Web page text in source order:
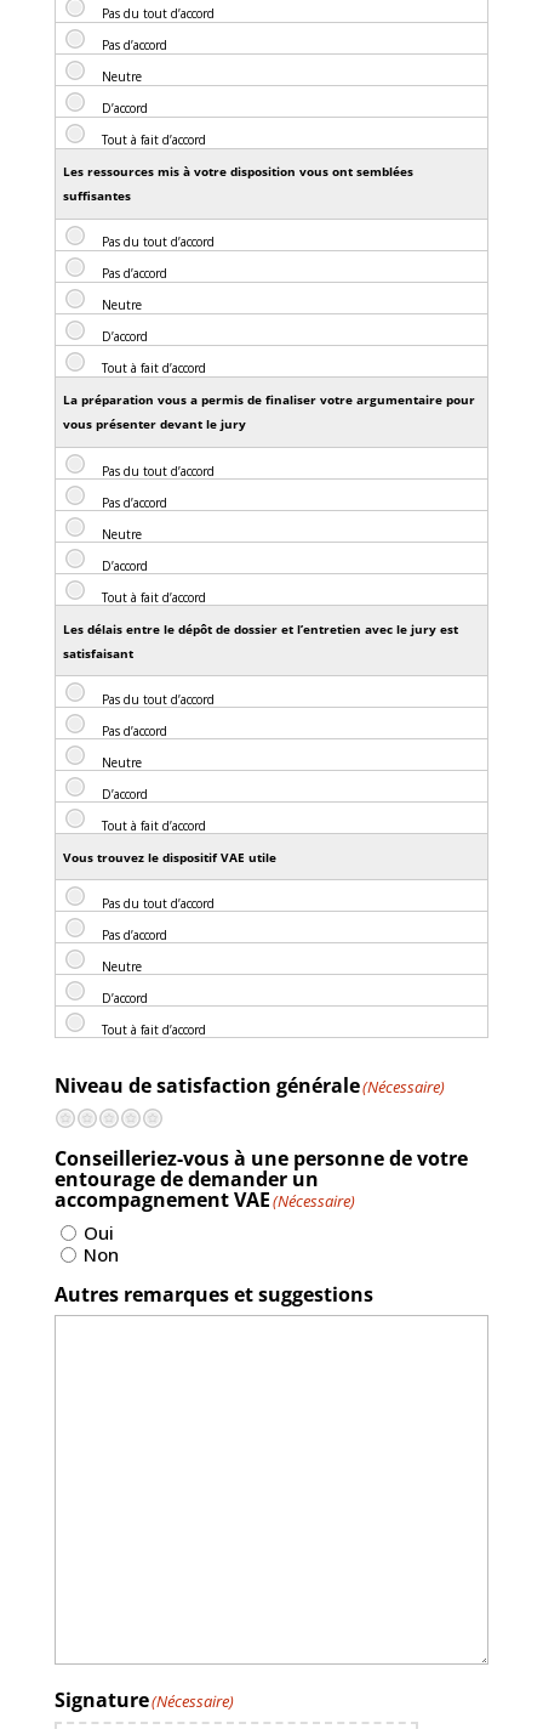
Les ressources mis à votre disposition vous ont semblées
suffisantes
La préparation vous a permis de finaliser votre argumentaire pour
vous présenter devant le jury
Les délais entre le dépôt de dossier et l’entretien avec le jury est
satisfaisant
Vous trouvez le dispositif VAE utile
Niveau de satisfaction générale(Nécessaire)
Très bien
Neutre
Pas si bien
Terrible
Conseilleriez-vous à une personne de votre
entourage de demander un
accompagnement VAE(Nécessaire)
Oui
Non
Autres remarques et suggestions
Signature(Nécessaire)